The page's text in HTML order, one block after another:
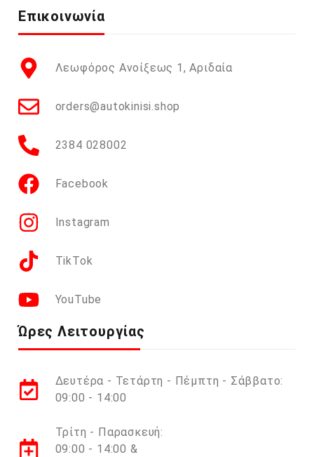
Επικοινωνία
Λεωφόρος Ανοίξεως 1, Αριδαία
orders@autokinisi.shop
2384 028002
Facebook
Instagram
TikTok
YouTube
Ώρες Λειτουργίας
Δευτέρα - Τετάρτη - Πέμπτη - Σάββατο:
09:00 - 14:00
Τρίτη - Παρασκευή:
09:00 - 14:00 &